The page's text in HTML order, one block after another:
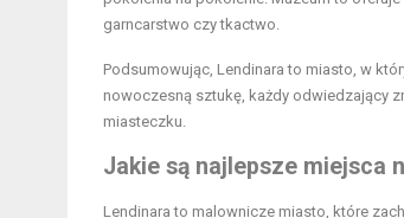
garncarstwo czy tkactwo.
Podsumowując, Lendinara to miasto, w
nowoczesną sztukę, każdy odwiedzający
miasteczku.
Jakie są najlepsze miejsca
Lendinara to malownicze miasto, które